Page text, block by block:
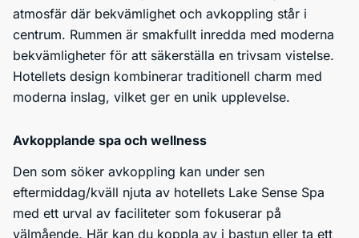
atmosfär där bekvämlighet och avkoppling står i
centrum. Rummen är smakfullt inredda med moderna
bekvämligheter för att säkerställa en trivsam vistelse.
Hotellets design kombinerar traditionell charm med
moderna inslag, vilket ger en unik upplevelse.
Avkopplande spa och wellness
Den som söker avkoppling kan under sen
eftermiddag/kväll njuta av hotellets Lake Sense Spa
med ett urval av faciliteter som fokuserar på
välmående. Här kan du koppla av i bastun eller ta ett